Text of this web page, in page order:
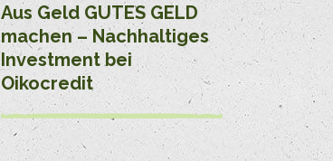
Aus Geld GUTES GELD
machen – Nachhaltiges
Investment bei
Oikocredit